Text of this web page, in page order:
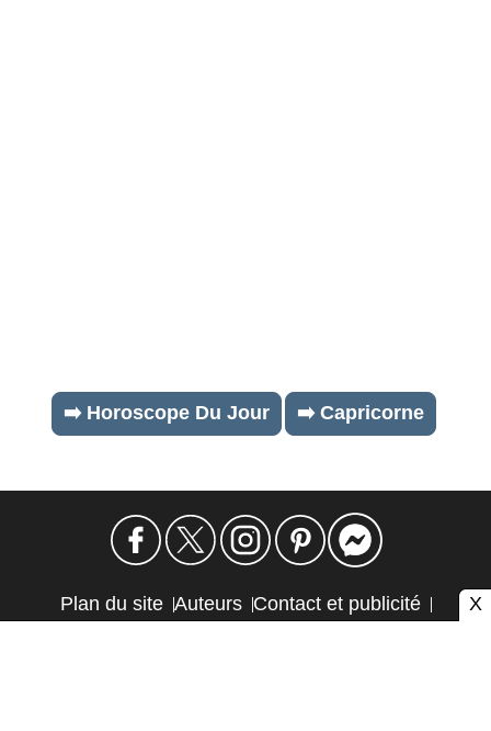
➡️ Horoscope Du Jour ➡️ Capricorne
Plan du site Auteurs Contact et publicité
X